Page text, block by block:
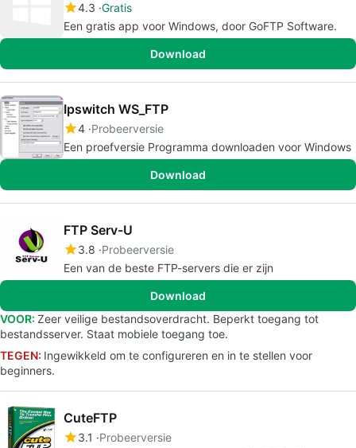
4.3 Gratis
Een gratis app voor Windows, door GoFTP Software.
Download
Ipswitch WS_FTP
4 Probeerversie
Een proefversie Programma downloaden voor Windows
Download
FTP Serv-U
3.8 Probeerversie
Een van de beste FTP-servers die er zijn
Download
VOOR: Zeer veilige bestandsoverdracht. Beperkt toegang tot
bestandsserver. Staat mobiele toegang toe.
TEGEN: Ingewikkeld om te configureren en in te stellen voor
beginners.
CuteFTP
3.1
Probeerversie